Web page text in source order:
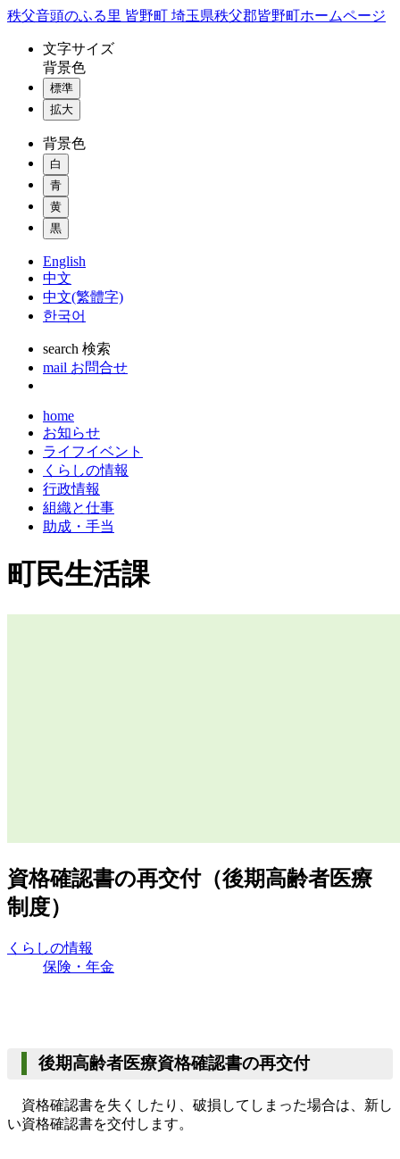
コ
秩父音頭のふる里 皆野町 埼玉県秩父郡皆野町ホームページ
文字サイズ
背景色
標準
拡大
背景色
白
青
黄
黒
English
中文
中文(繁體字)
한국어
search 検索
mail お問合せ
home
お知らせ
ライフイベント
くらしの情報
行政情報
組織と仕事
助成・手当
町民生活課
資格確認書の再交付（後期高齢者医療
制度）
くらしの情報
保険・年金
後期高齢者医療資格確認書の再交付
資格確認書を失くしたり、破損してしまった場合は、新し
い資格確認書を交付します。